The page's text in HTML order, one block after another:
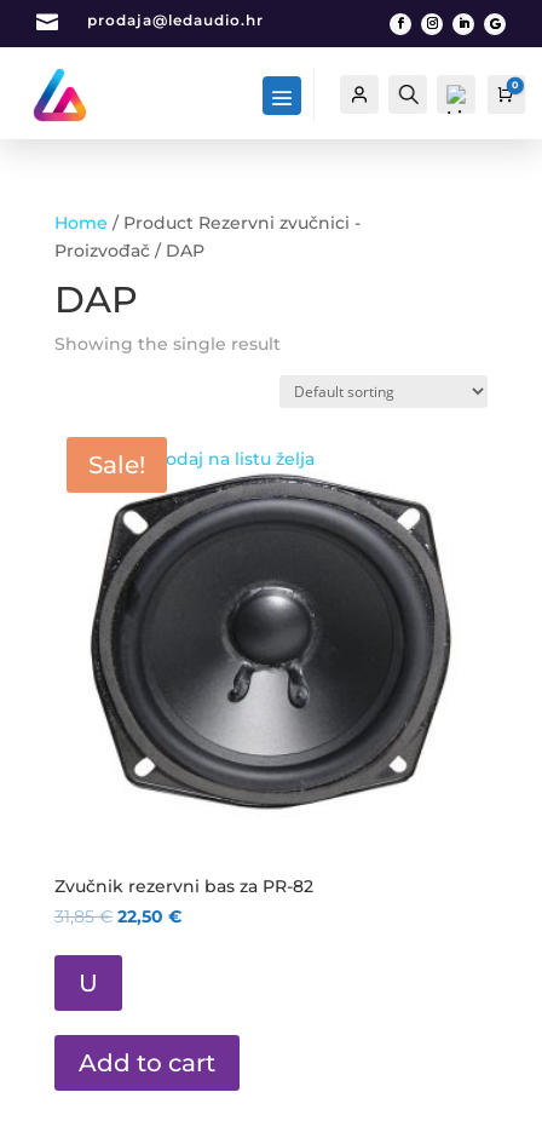
 prodaja@ledaudio.hr
Račun Traži 0
Home / Product Rezervni zvučnici -
Proizvođač / DAP
DAP
Showing the single result
Sale!
Zvučnik rezervni bas za PR-82
31,85€ 22,50 €
U
Dodaj na listu želja
Add to cart